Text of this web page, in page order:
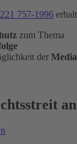
757-1996
zum Thema
der